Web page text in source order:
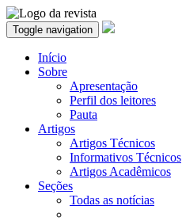
Toggle navigation
Início
Sobre
Apresentação
Perfil dos leitores
Pauta
Artigos
Artigos Técnicos
Informativos Técnicos
Artigos Acadêmicos
Seções
Todas as notícias